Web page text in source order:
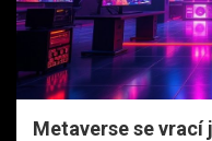
Metaverse se vrací